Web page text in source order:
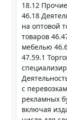
18.12
46.18
на оптовой
товаров
мебелью
47.59.1
с
рекламных
включая